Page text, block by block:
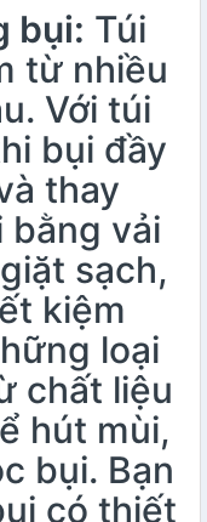
bụi: Túi
từ nhiều
Với túi
bụi đầy
thay
bằng vải
sạch,
kiệm
loại
chất liệu
hút mùi,
bụi. Bạn
có thiết